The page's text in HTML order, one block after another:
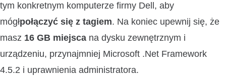
tym konkretnym komputerze firmy Dell, aby
mógłpołączyć się z tagiem. Na koniec upewnij się, że
masz 16 GB miejsca na dysku zewnętrznym i
urządzeniu, przynajmniej Microsoft .Net Framework
4.5.2 i uprawnienia administratora.